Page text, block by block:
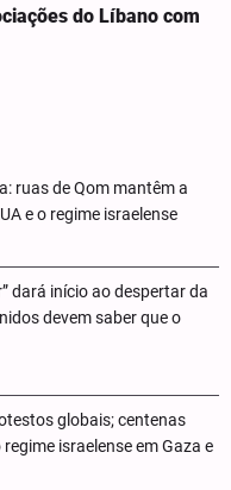
do Líbano com
ruas de Qom mantêm a
e o regime israelense
dará início ao despertar da
devem saber que o
globais; centenas
israelense em Gaza e